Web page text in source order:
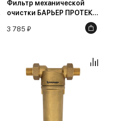
Фильтр механической
очистки БАРЬЕР ПРОТЕКТ
1/2" для холодной воды,
100 мкм
3 785 ₽